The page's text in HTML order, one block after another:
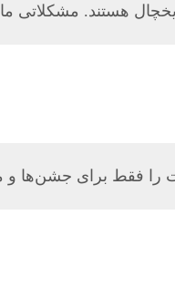
هستند. مشکلاتی
را فقط برای جشن‌ها و